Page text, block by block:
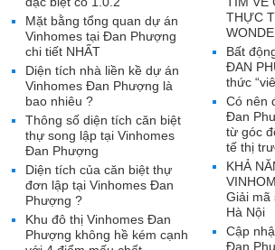
THỰC
Bất
ĐAN
thức
Có nên
Đan
từ góc
tế thị
KHẢ
Giải mã
Hà Nội
Cập
Đan
Mặt bằng tổng quan dự án
Vinhomes tại Đan Phượng
chi tiết NHẤT
Diện tích nhà liền kề dự án
Vinhomes Đan Phượng là
bao nhiêu ?
Thông số diện tích căn biệt
thự song lập tại Vinhomes
Đan Phượng
Diện tích của căn biệt thự
đơn lập tại Vinhomes Đan
Phượng ?
Khu đô thị Vinhomes Đan
Phượng không hề kém cạnh